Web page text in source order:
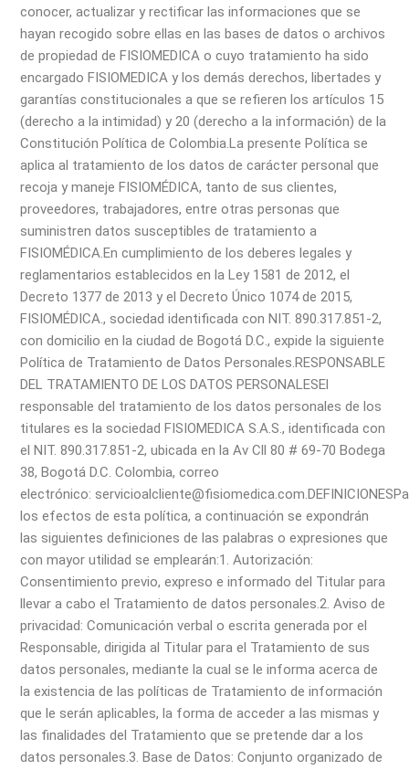
conocer, actualizar y rectificar las informaciones que se
hayan recogido sobre ellas en las bases de datos o archivos
de propiedad de FISIOMEDICA o cuyo tratamiento ha sido
encargado FISIOMEDICA y los demás derechos, libertades y
garantías constitucionales a que se refieren los artículos 15
(derecho a la intimidad) y 20 (derecho a la información) de la
Constitución Política de Colombia.La presente Política se
aplica al tratamiento de los datos de carácter personal que
recoja y maneje FISIOMÉDICA, tanto de sus clientes,
proveedores, trabajadores, entre otras personas que
suministren datos susceptibles de tratamiento a
FISIOMÉDICA.En cumplimiento de los deberes legales y
reglamentarios establecidos en la Ley 1581 de 2012, el
Decreto 1377 de 2013 y el Decreto Único 1074 de 2015,
FISIOMÉDICA., sociedad identificada con NIT. 890.317.851-2,
con domicilio en la ciudad de Bogotá D.C., expide la siguiente
Política de Tratamiento de Datos Personales.RESPONSABLE
DEL TRATAMIENTO DE LOS DATOS PERSONALESEl
responsable del tratamiento de los datos personales de los
titulares es la sociedad FISIOMEDICA S.A.S., identificada con
el NIT. 890.317.851-2, ubicada en la Av Cll 80 # 69-70 Bodega
38, Bogotá D.C. Colombia, correo
electrónico: servicioalcliente@fisiomedica.com.DEFINICIONES
los efectos de esta política, a continuación se expondrán
las siguientes definiciones de las palabras o expresiones que
con mayor utilidad se emplearán:1. Autorización:
Consentimiento previo, expreso e informado del Titular para
llevar a cabo el Tratamiento de datos personales.2. Aviso de
privacidad: Comunicación verbal o escrita generada por el
Responsable, dirigida al Titular para el Tratamiento de sus
datos personales, mediante la cual se le informa acerca de
la existencia de las políticas de Tratamiento de información
que le serán aplicables, la forma de acceder a las mismas y
las finalidades del Tratamiento que se pretende dar a los
datos personales.3. Base de Datos: Conjunto organizado de